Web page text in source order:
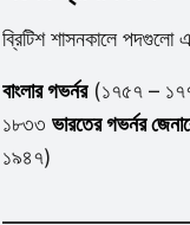
ব্রিটিশ শাসনকালে পদগুলো
বাংলার গভর্নর(১৭৫৭ –
১৮৩৩ ভারতের গভর্নর
১৯৪৭)